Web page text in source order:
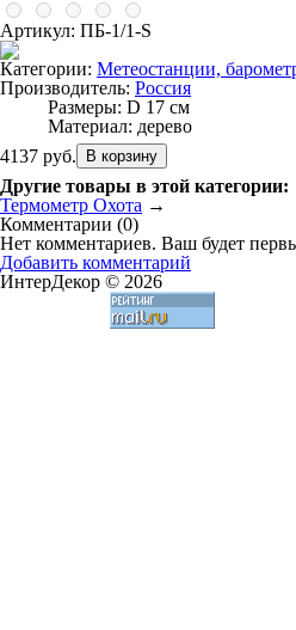
Артикул: ПБ-1/1-S
Категории: Метеостанции,
Производитель: Россия
Размеры: D 17 см
Материал: дерево
4137 руб.
Другие товары в этой категории:
Термометр Охота →
Комментарии (0)
Нет комментариев. Ваш будет
Добавить комментарий
ИнтерДекор © 2026